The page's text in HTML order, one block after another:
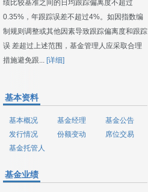
绩比较基准之间的日均跟踪偏离度不超过
0.35%，年跟踪误差不超过4%。如因指数编
制规则调整或其他因素导致跟踪偏离度和跟踪
误 差超过上述范围，基金管理人应采取合理
措施避免跟... [详细]
基本资料
基本概况 基金经理
基金公告
发行情况
份额变动
席位交易
基金托管人
基金业绩